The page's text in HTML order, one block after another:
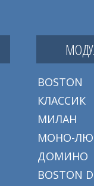
BOSTON
КЛАССИК
МИЛАН
МОНО-
ДОМИНО
BOSTON